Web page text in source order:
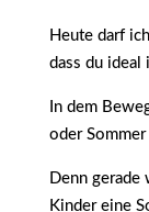
Heute darf
dass du ideal
In dem
oder
Denn gerade
Kinder eine